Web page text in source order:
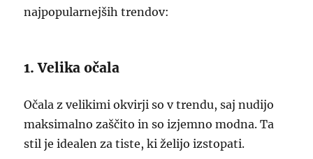
najpopularnejših trendov:
1. Velika očala
Očala z velikimi okvirji so v trendu, saj nudijo
maksimalno zaščito in so izjemno modna. Ta
stil je idealen za tiste, ki želijo izstopati.